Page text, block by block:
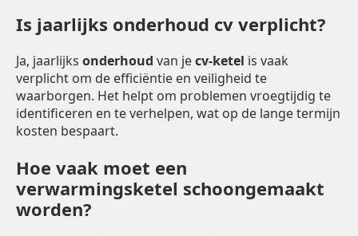
Is jaarlijks onderhoud cv verplicht?
Ja, jaarlijks onderhoud van jecv-ketel is vaak
verplicht om de efficiëntie en veiligheid te
waarborgen. Het helpt om problemen vroegtijdig te
identificeren en te verhelpen, wat op de lange termijn
kosten bespaart.
Hoe vaak moet een
verwarmingsketel schoongemaakt
worden?